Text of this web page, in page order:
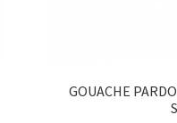
GOUACHE